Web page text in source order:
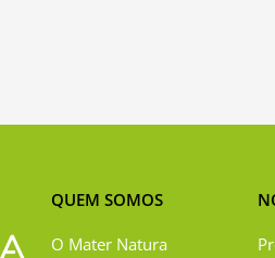
QUEM SOMOS
O Mater Natura